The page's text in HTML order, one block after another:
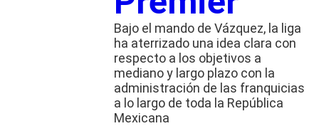
Bajo el mando de Vázquez, la liga
ha aterrizado una idea clara con
respecto a los objetivos a
mediano y largo plazo con la
administración de las franquicias
a lo largo de toda la República
Mexicana